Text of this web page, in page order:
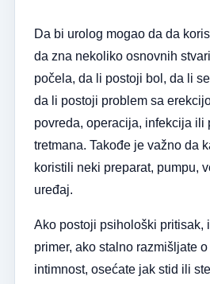
Da bi urolog mogao da da
da zna nekoliko osnovnih
počela, da li postoji bol, da li
da li postoji problem sa
povreda, operacija, infekcija ili
tretmana. Takođe je važno da
koristili neki preparat, pumpu,
uređaj.
Ako postoji psihološki pritisak,
primer, ako stalno razmišljate
intimnost, osećate jak stid ili